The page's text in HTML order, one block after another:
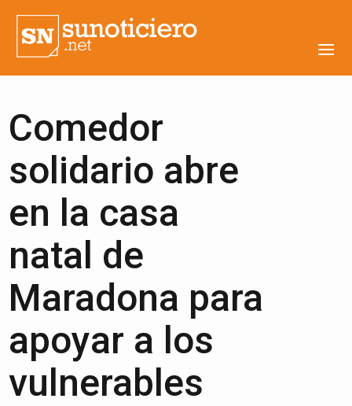
Comedor
solidario abre
en la casa
natal de
Maradona para
apoyar a los
vulnerables